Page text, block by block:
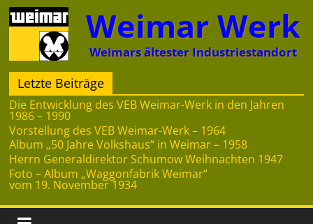
Zum
Inhalt
springen
Weimar Werk
Weimars ältester Industriestandort
Letzte Beiträge
Die Entwicklung des VEB Weimar-Werk in den Jahren
1986 – 1990
Vorstellung des VEB Weimar-Werk – 1964
Album „50 Jahre Volkshaus“ in Weimar – 1958
Herrn Generaldirektor Schumow Weihnachten 1947
Foto – Album „Waggonfabrik Weimar“
vom 19. November 1934